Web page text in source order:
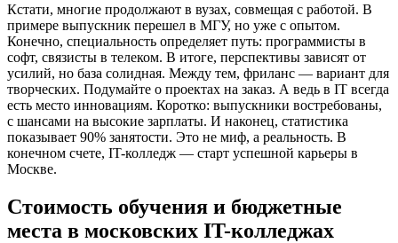
Кстати, многие продолжают в вузах, совмещая с работой. В
примере выпускник перешел в МГУ, но уже с опытом.
Конечно, специальность определяет путь: программисты в
софт, связисты в телеком. В итоге, перспективы зависят от
усилий, но база солидная. Между тем, фриланс — вариант для
творческих. Подумайте о проектах на заказ. А ведь в IT всегда
есть место инновациям. Коротко: выпускники востребованы,
с шансами на высокие зарплаты. И наконец, статистика
показывает 90% занятости. Это не миф, а реальность. В
конечном счете, IT-колледж — старт успешной карьеры в
Москве.
Стоимость обучения и бюджетные
места в московских IT-колледжах